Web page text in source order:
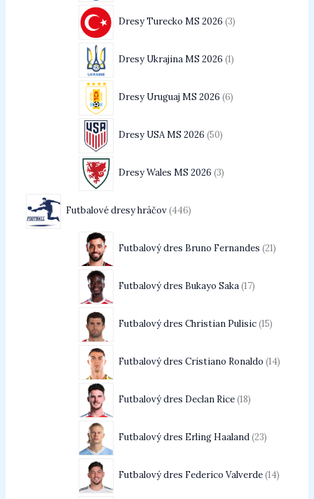
Dresy Turecko MS 2026 3
Dresy Ukrajina MS 2026 1
Dresy Uruguaj MS 2026 6
Dresy USA MS 2026 50
Dresy Wales MS 2026 3
Futbalové dresy hráčov 446
Futbalový dres Bruno Fernandes 21
Futbalový dres Bukayo Saka 17
Futbalový dres Christian Pulisic 15
Futbalový dres Cristiano Ronaldo 14
Futbalový dres Declan Rice 18
Futbalový dres Erling Haaland 23
Futbalový dres Federico Valverde 14